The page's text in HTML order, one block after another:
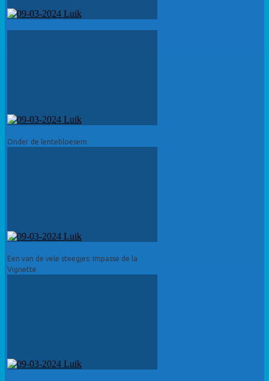
Onder de lentebloesem
Een van de vele steegjes: Impasse de la
Vignette